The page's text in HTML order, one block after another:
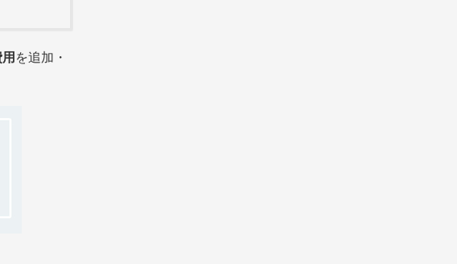
を追加・